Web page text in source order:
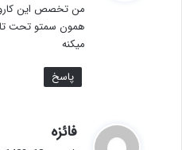
:
من تخصص این
همون سمتو تحت
میکنه
پاسخ
فائزه